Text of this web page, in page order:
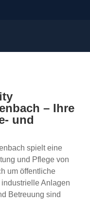
– Ihre
und
spielt eine
und Pflege von
um öffentliche
Anlagen
Betreuung sind